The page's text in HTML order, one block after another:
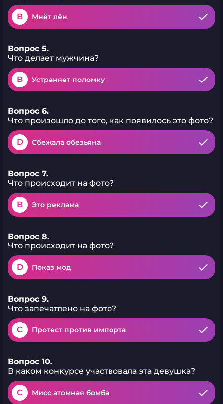
B Мнёт лён
Вопрос 5.
Что делает мужчина?
B Устраняет поломку
Вопрос 6.
Что произошло до того, как появилось это фото?
D Сбежала обезьяна
Вопрос 7.
Что происходит на фото?
B Это реклама
Вопрос 8.
Что происходит на фото?
D Показ мод
Вопрос 9.
Что запечатлено на фото?
C Протест против импорта
Вопрос 10.
В каком конкурсе участвовала эта девушка?
C Мисс атомная бомба